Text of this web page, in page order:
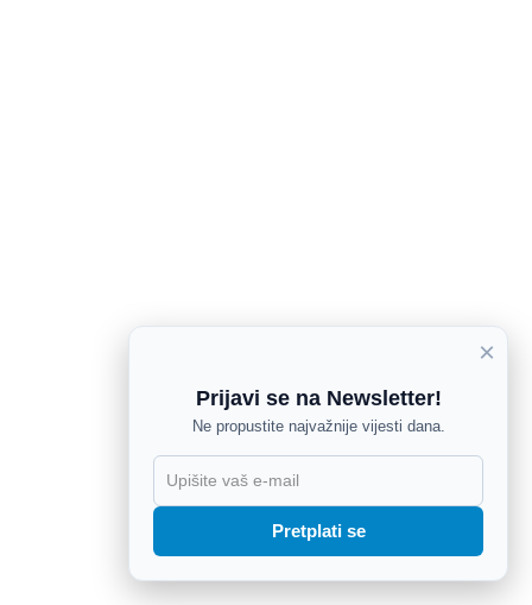
×
Prijavi se na Newsletter!
Ne propustite najvažnije vijesti dana.
Pretplati se